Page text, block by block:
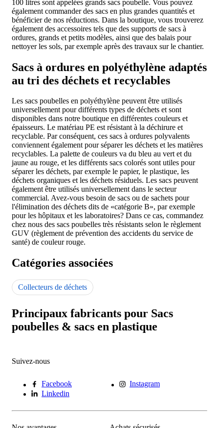
100 litres sont appelées grands sacs poubelle. Vous pouvez
également commander des sacs en plus grandes quantités et
bénéficier de nos réductions. Dans la boutique, vous trouverez
également des accessoires tels que des supports de sacs à
ordures, grands et petits modèles, ainsi que des balais pour
nettoyer les sols, par exemple après des travaux sur le chantier.
Sacs à ordures en polyéthylène adaptés
au tri des déchets et recyclables
Les sacs poubelles en polyéthylène peuvent être utilisés
universellement pour différents types de déchets et sont
disponibles dans notre boutique en différentes couleurs et
épaisseurs. Le matériau PE est résistant à la déchirure et
recyclable. Par conséquent, ces sacs à ordures polyvalents
conviennent également pour séparer les déchets et les matières
recyclables. La palette de couleurs va du bleu au vert et du
jaune au rouge, et les différents sacs colorés sont utiles pour
séparer les déchets, par exemple le papier, le plastique, les
déchets organiques et les déchets résiduels. Les sacs peuvent
également être utilisés universellement dans le secteur
commercial. Avez-vous besoin de sacs ou de sachets pour
l'élimination des déchets dits de «catégorie B», par exemple
pour les hôpitaux et les laboratoires? Dans ce cas, commandez
chez nous des sacs poubelles très résistants selon le règlement
GUV (règlement de prévention des accidents du service de
santé) de couleur rouge.
Catégories associées
Collecteurs de déchets
Principaux fabricants pour Sacs
poubelles & sacs en plastique
Suivez-nous
Facebook
Instagram
Linkedin